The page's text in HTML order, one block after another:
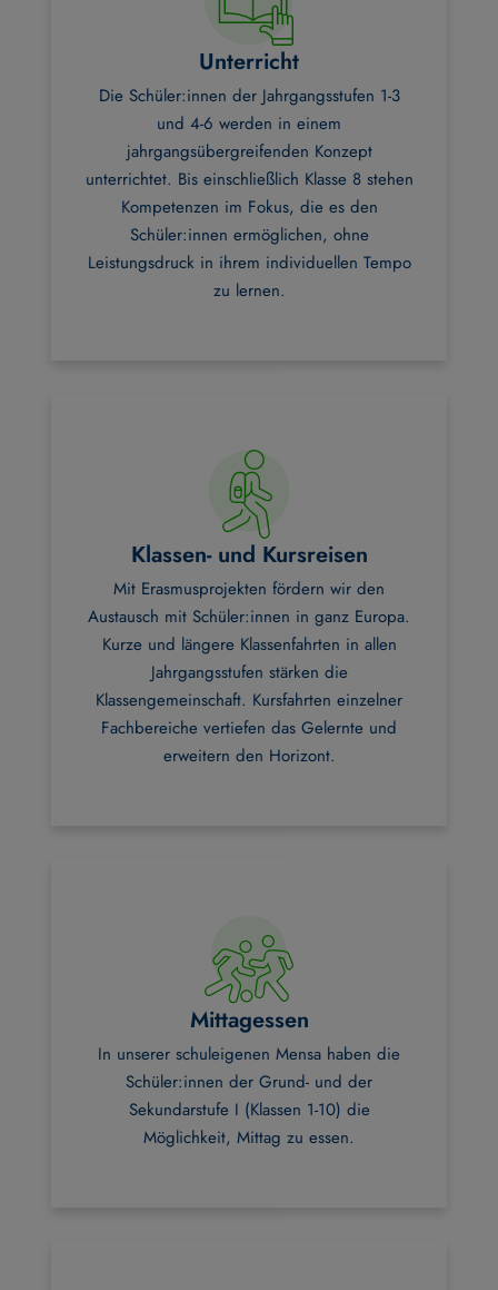
Unterricht
Die Schüler:innen der Jahrgangsstufen 1-3
und 4-6 werden in einem
jahrgangsübergreifenden Konzept
unterrichtet. Bis einschließlich Klasse 8 stehen
Kompetenzen im Fokus, die es den
Schüler:innen ermöglichen, ohne
Leistungsdruck in ihrem individuellen Tempo
zu lernen.
Klassen- und Kursreisen
Mit Erasmusprojekten fördern wir den
Austausch mit Schüler:innen in ganz Europa.
Kurze und längere Klassenfahrten in allen
Jahrgangsstufen stärken die
Klassengemeinschaft. Kursfahrten einzelner
Fachbereiche vertiefen das Gelernte und
erweitern den Horizont.
Mittagessen
In unserer schuleigenen Mensa haben die
Schüler:innen der Grund- und der
Sekundarstufe I (Klassen 1-10) die
Möglichkeit, Mittag zu essen.